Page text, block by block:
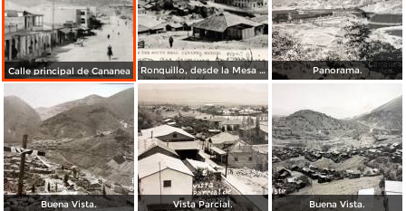
Calle principal de Cananea Ronquillo, desde la Mesa Sur Panorama.
Buena Vista. Vista Parcial. Buena Vista.